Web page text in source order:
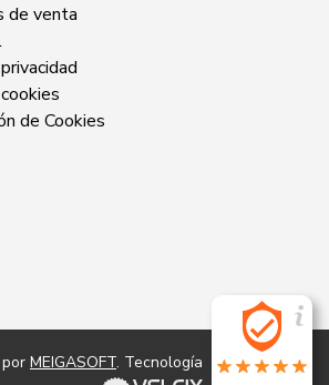
de venta
de Cookies
MEIGASOFT. Tecnología